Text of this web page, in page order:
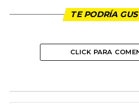
TE PODRÍA
CLICK PARA